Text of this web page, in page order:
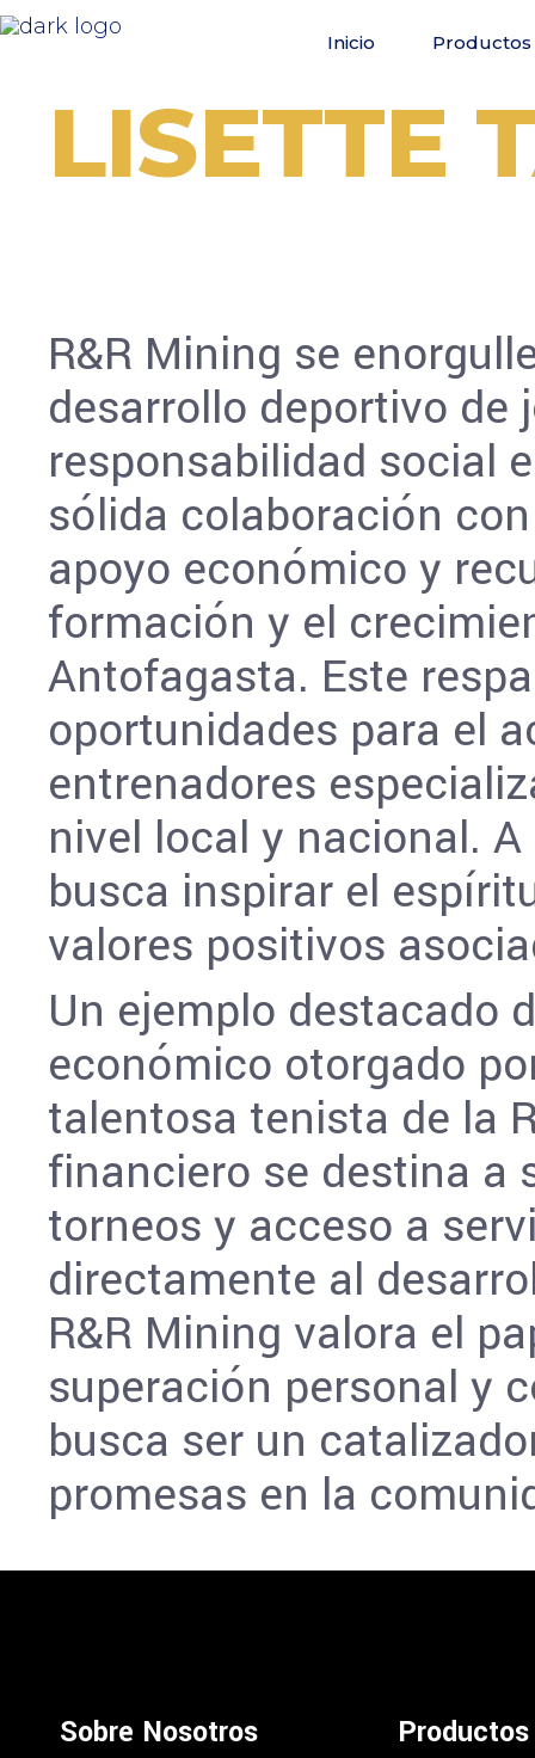
Inicio Productos
LISETTE
R&R Mining se
desarrollo deportivo de
responsabilidad social
sólida colaboración
apoyo económico y
formación y el
Antofagasta. Este
oportunidades para el
entrenadores
nivel local y nacional.
busca inspirar el
valores positivos
Un ejemplo destacado
económico otorgado
talentosa tenista de la
financiero se destina a
torneos y acceso a
directamente al
R&R Mining valora el
superación personal y
busca ser un
promesas en la
Sobre Nosotros